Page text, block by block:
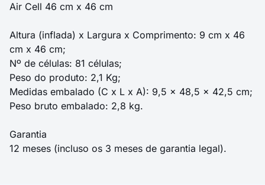
Air Cell 46 cm x 46 cm
Altura (inflada) x Largura x Comprimento: 9 cm x 46
cm x 46 cm;
Nº de células: 81 células;
Peso do produto: 2,1 Kg;
Medidas embalado (C x L x A): 9,5 x 48,5 x 42,5 cm;
Peso bruto embalado: 2,8 kg.
Garantia
12 meses (incluso os 3 meses de garantia legal).